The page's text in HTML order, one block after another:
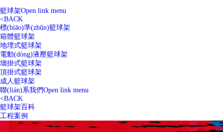
籃球架Open link menu
<BACK
標(biāo)準(zhǔn)籃球架
箱體籃球架
地埋式籃球架
電動(dòng)液壓籃球架
墻掛式籃球架
頂掛式籃球架
成人籃球架
聯(lián)系我們Open link menu
<BACK
籃球架百科
工程案例